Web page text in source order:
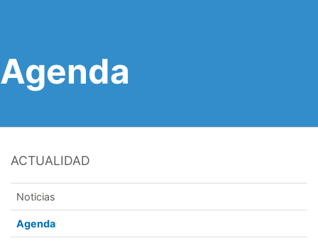
Agenda
ACTUALIDAD
Noticias
Agenda